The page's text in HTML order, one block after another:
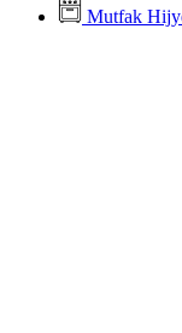
Mutfak